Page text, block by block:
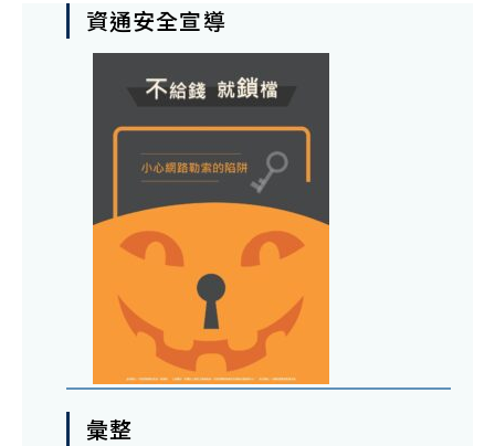
資通安全宣導
彙整